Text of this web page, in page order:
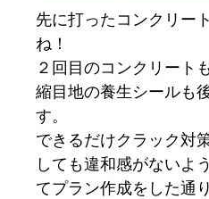
先に打ったコンクリー
ね！
２回目のコンクリート
縮目地の養生シールも
す。
できるだけクラック対
しても違和感がないよ
てプラン作成をした通